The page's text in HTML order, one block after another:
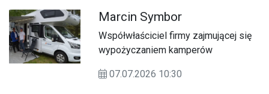
Marcin Symbor
Współwłaściciel firmy zajmującej się
wypożyczaniem kamperów
07.07.2026 10:30